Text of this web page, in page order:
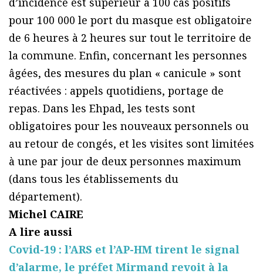
pour 100 000 le port du masque est obligatoire
de 6 heures à 2 heures sur tout le territoire de
la commune. Enfin, concernant les personnes
âgées, des mesures du plan « canicule » sont
réactivées : appels quotidiens, portage de
repas. Dans les Ehpad, les tests sont
obligatoires pour les nouveaux personnels ou
au retour de congés, et les visites sont limitées
à une par jour de deux personnes maximum
(dans tous les établissements du
département).
Michel CAIRE
A lire aussi
Covid-19 : l’ARS et l’AP-HM tirent le signal
d’alarme, le préfet Mirmand revoit à la